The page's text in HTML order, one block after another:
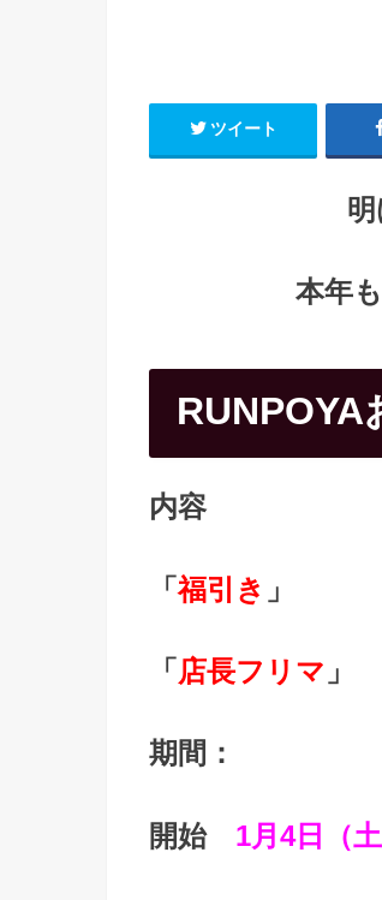
ツイート
本年
RUNPOYA
内容
「福引き 」
「 店長フリマ 」
期間：
開始 1月4日（